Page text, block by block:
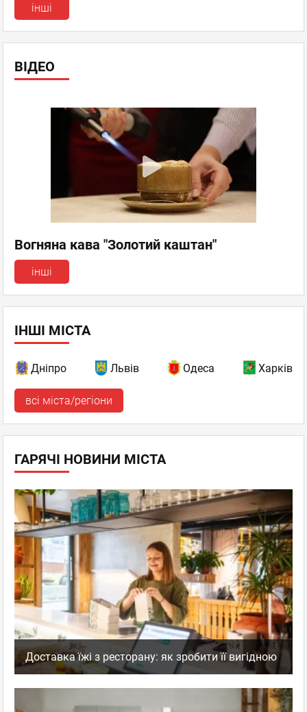
інші
ВІДЕО
Вогняна кава "Золотий каштан"
інші
ІНШІ МІСТА
Дніпро Львів Одеса Харків
всі міста/регіони
ГАРЯЧІ НОВИНИ МІСТА
Доставка їжі з ресторану: як зробити її вигідною